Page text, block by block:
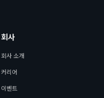
회사
회사 소개
커리어
이벤트